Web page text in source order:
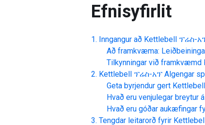
Efnisyfirlit
Inngangur að Kettlebell ፕሬስ-
Að framkvæma:
Tilkynningar við framkvæmd
Kettlebell ፕሬስ-አፕ Algengar
Geta byrjendur gert
Hvað eru venjulegar breytur á
Hvað eru góðar aukæfingar
Tengdar leitarorð fyrir